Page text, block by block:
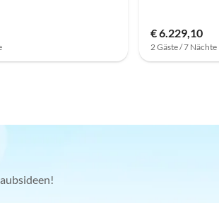
€ 6.229,10
2 Gäste / 7 Nächte